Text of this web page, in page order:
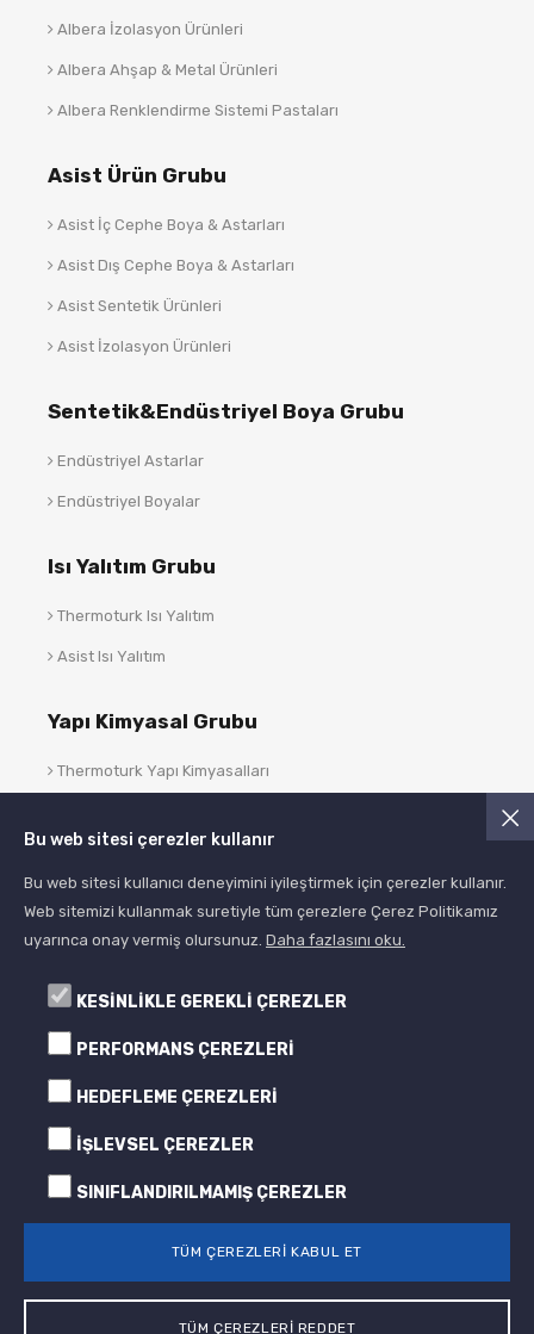
Albera İzolasyon Ürünleri
Albera Ahşap & Metal Ürünleri
Albera Renklendirme Sistemi Pastaları
Asist Ürün Grubu
Asist İç Cephe Boya & Astarları
Asist Dış Cephe Boya & Astarları
Asist Sentetik Ürünleri
Asist İzolasyon Ürünleri
Sentetik&Endüstriyel Boya Grubu
Endüstriyel Astarlar
Endüstriyel Boyalar
Isı Yalıtım Grubu
Thermoturk Isı Yalıtım
Asist Isı Yalıtım
Yapı Kimyasal Grubu
Thermoturk Yapı Kimyasalları
Blog
Tüm Hakları Saklıdır All Rights Reserved
Bu web sitesi çerezler kullanır
Bu web sitesi kullanıcı deneyimini iyileştirmek için çerezler kullanır.
Web sitemizi kullanmak suretiyle tüm çerezlere Çerez Politikamız
uyarınca onay vermiş olursunuz. Daha fazlasını oku.
KESİNLİKLE GEREKLİ ÇEREZLER
PERFORMANS ÇEREZLERİ
HEDEFLEME ÇEREZLERİ
İŞLEVSEL ÇEREZLER
SINIFLANDIRILMAMIŞ ÇEREZLER
TÜM ÇEREZLERİ KABUL ET
TÜM ÇEREZLERİ REDDET